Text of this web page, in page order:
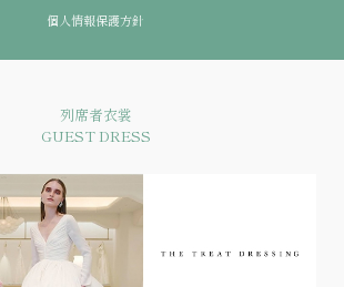
個人情報保護方針
列席者衣裳
GUEST DRESS